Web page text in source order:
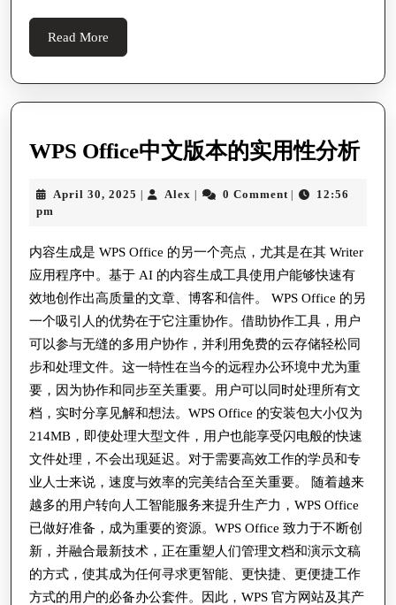
Read More
More
WPS Office中文版本的实用性分析
版
的
实
用
性
分
析
April 30, 2025 April
| Alex Alex
| 0 Comment |
12:56
pm
内容生成是 WPS Office 的另一个亮点，尤其是在其 Writer
应用程序中。基于 AI 的内容生成工具使用户能够快速有
效地创作出高质量的文章、博客和信件。 WPS Office 的另
一个吸引人的优势在于它注重协作。借助协作工具，用户
可以参与无缝的多用户协作，并利用免费的云存储轻松同
步和处理文件。这一特性在当今的远程办公环境中尤为重
要，因为协作和同步至关重要。用户可以同时处理所有文
档，实时分享见解和想法。WPS Office 的安装包大小仅为
214MB，即使处理大型文件，用户也能享受闪电般的快速
文件处理，不会出现延迟。对于需要高效工作的学员和专
业人士来说，速度与效率的完美结合至关重要。 随着越来
越多的用户转向人工智能服务来提升生产力，WPS Office
已做好准备，成为重要的资源。WPS Office 致力于不断创
新，并融合最新技术，正在重塑人们管理文档和演示文稿
的方式，使其成为任何寻求更智能、更快捷、更便捷工作
方式的用户的必备办公套件。因此，WPS 官方网站及其产